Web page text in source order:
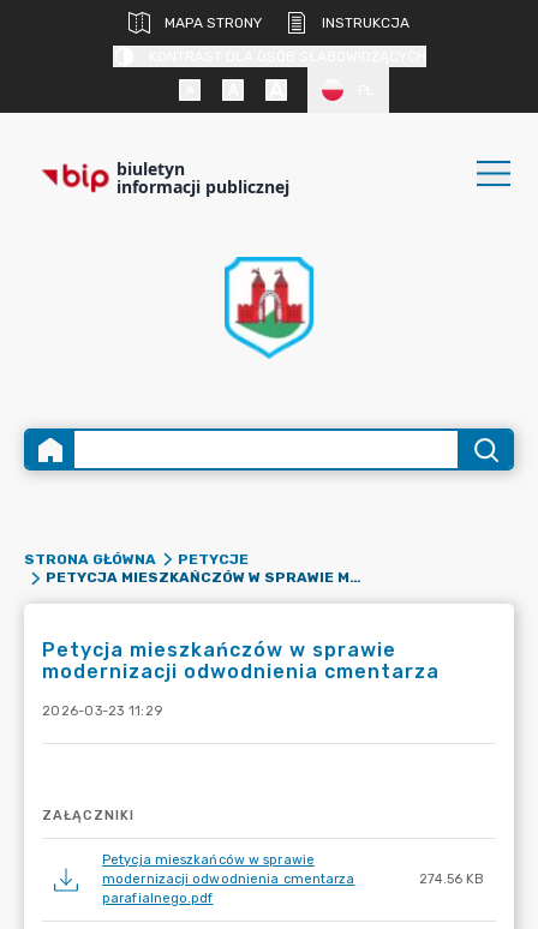
MAPA STRONY
INSTRUKCJA
biuletyn
informacji publicznej
STRONA GŁÓWNA
PETYCJE
PETYCJA MIESZKAŃCZÓW W SPRAWIE MODERNIZACJI ODWODNIENIA CMENTARZA
Petycja mieszkańczów w sprawie
modernizacji odwodnienia cmentarza
2026-03-23 11:29
ZAŁĄCZNIKI
Petycja mieszkańców w sprawie
modernizacji odwodnienia cmentarza
parafialnego.pdf
274.56 KB